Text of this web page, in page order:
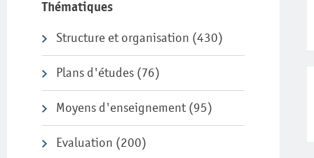
Thématiques
Structure et organisation (430)
Plans d'études (76)
Moyens d'enseignement (95)
Evaluation (200)